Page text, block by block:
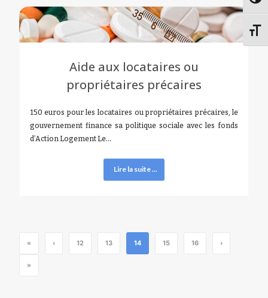
Aide aux locataires ou
propriétaires précaires
150 euros pour les locataires ou propriétaires précaires, le
gouvernement finance sa politique sociale avec les fonds
d’Action Logement Le…
Lire la suite ...
« ‹ 12 13 14 15 16 ›
»